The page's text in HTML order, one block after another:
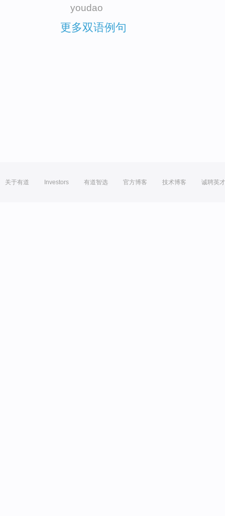
youdao
更多双语例句
关于有道 Investors 有道智选 官方博客 技术博客 诚聘英才